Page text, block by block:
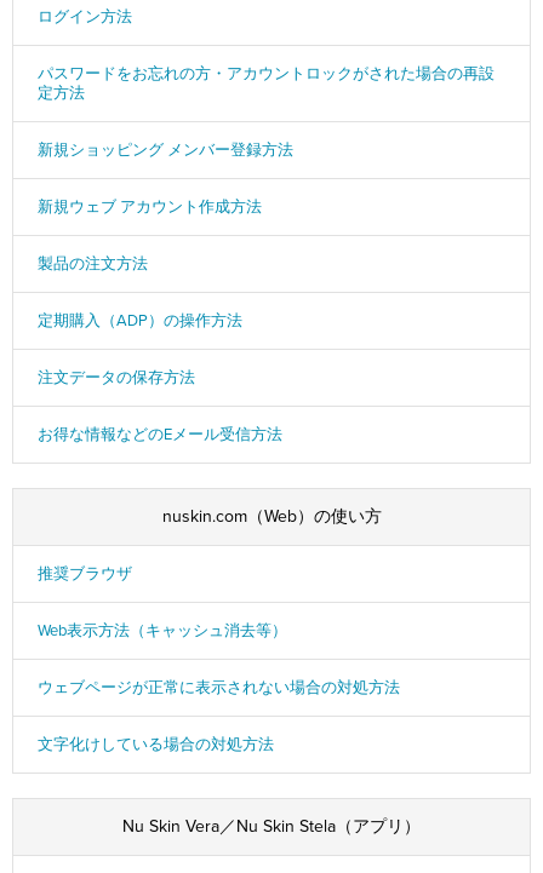
ログイン方法
パスワードをお忘れの方・アカウントロックがされた場合の再設
定方法
新規ショッピング メンバー登録方法
新規ウェブ アカウント作成方法
製品の注文方法
定期購入（ADP）の操作方法
注文データの保存方法
お得な情報などのEメール受信方法
nuskin.com（Web）の使い方
推奨ブラウザ
Web表示方法（キャッシュ消去等）
ウェブページが正常に表示されない場合の対処方法
文字化けしている場合の対処方法
Nu Skin Vera／Nu Skin Stela（アプリ）